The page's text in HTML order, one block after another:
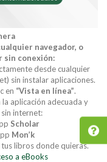
navegador, o
sin conexión:
desde cualquier
sin instalar aplicaciones.
en “Vista en línea”.
la aplicación adecuada y
internet:
Scholar
Mon’k
libros donde quieras.
a eBooks